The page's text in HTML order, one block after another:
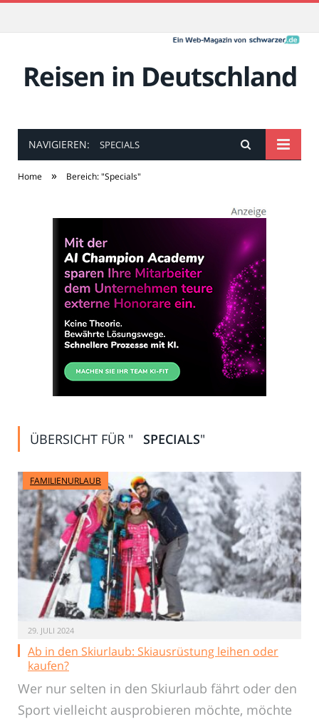
Reisen in Deutschland
NAVIGIEREN: SPECIALS
Home » Bereich: "Specials"
ÜBERSICHT FÜR " SPECIALS"
FAMILIENURLAUB
29. JULI 2024
Ab in den Skiurlaub: Skiausrüstung leihen oder
kaufen?
Wer nur selten in den Skiurlaub fährt oder den
Sport vielleicht ausprobieren möchte, möchte